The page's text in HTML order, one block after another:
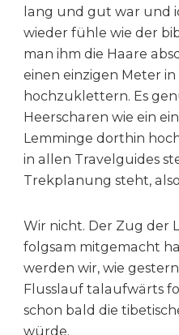
lang und gut war und
wieder fühle wie der
man ihm die Haare
einen einzigen Meter
hochzuklettern. Es
Heerscharen wie ein
Lemminge dorthin
in allen Travelguides
Trekplanung steht,
Wir nicht. Der Zug der
folgsam mitgemacht
werden wir, wie
Flusslauf talaufwärts
schon bald die
würde.